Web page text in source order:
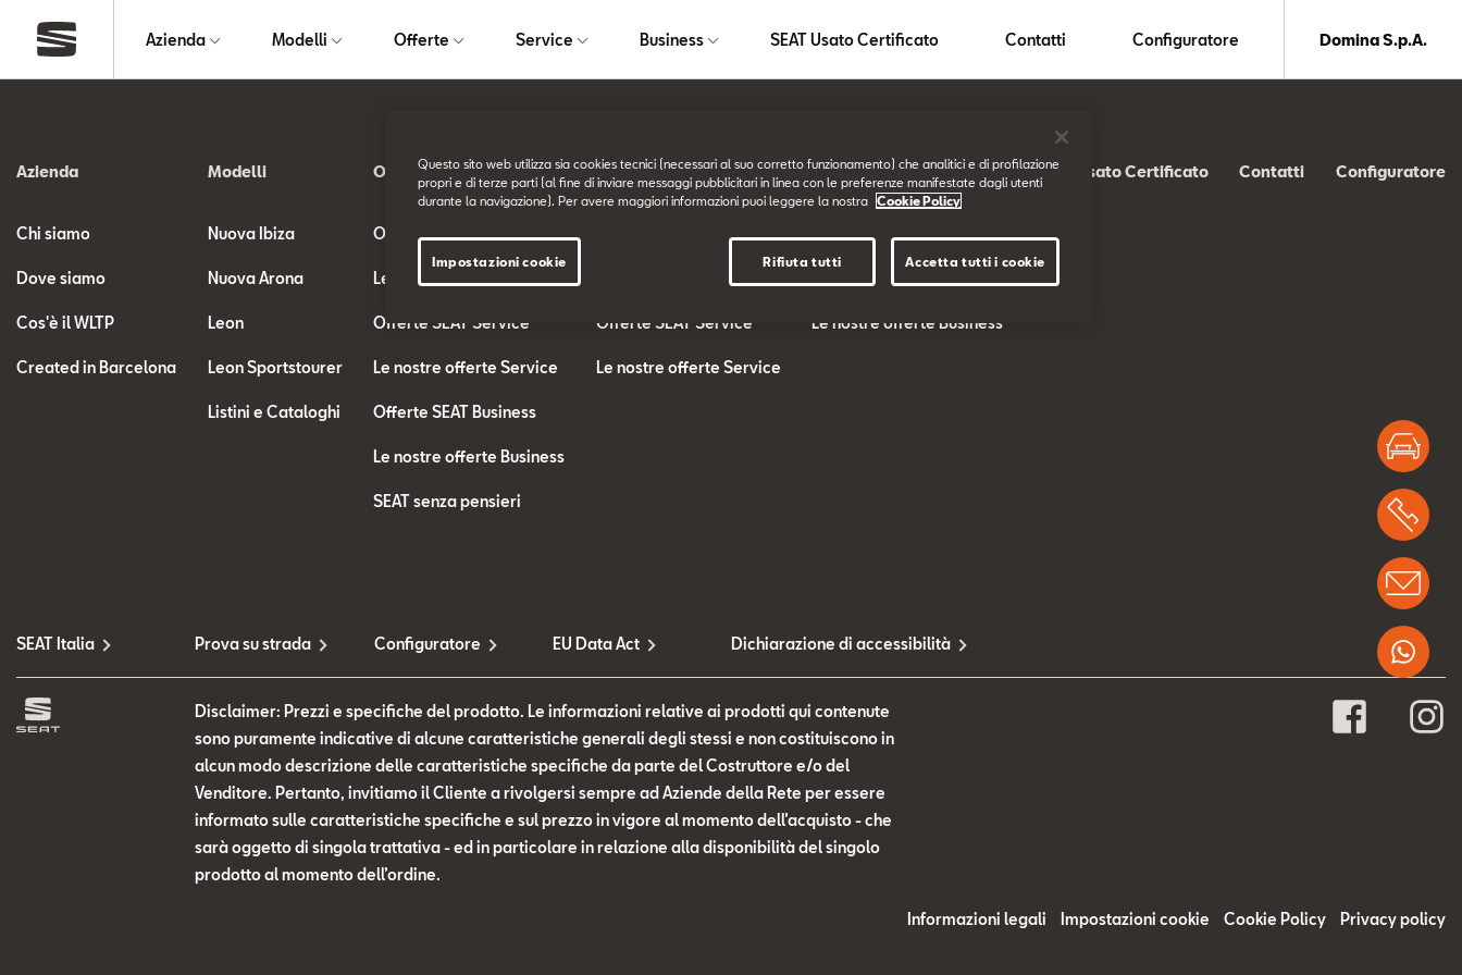
Azienda Modelli Offerte Service Business SEAT Usato Certificato Contatti Configuratore Domina S.p.A.
Azienda
Chi siamo
Dove siamo
Cos'è il WLTP
Created in Barcelona
Modelli
Nuova Ibiza
Nuova Arona
Leon
Leon Sportstourer
Listini e Cataloghi
Offerte
Offerte SEAT
Le nostre offerte
Offerte SEAT Service
Le nostre offerte Service
Offerte SEAT Business
Le nostre offerte Business
SEAT senza pensieri
Service
Offerte SEAT Service
Le nostre offerte Service
Business
SEAT for BUSINESS
Offerte SEAT Business
Le nostre offerte Business
SEAT Usato Certificato Contatti Configuratore
SEAT Italia Prova su strada Configuratore EU Data Act Dichiarazione di accessibilità
Disclaimer: Prezzi e specifiche del prodotto. Le informazioni relative ai prodotti qui contenute
sono puramente indicative di alcune caratteristiche generali degli stessi e non costituiscono in
alcun modo descrizione delle caratteristiche specifiche da parte del Costruttore e/o del
Venditore. Pertanto, invitiamo il Cliente a rivolgersi sempre ad Aziende della Rete per essere
informato sulle caratteristiche specifiche e sul prezzo in vigore al momento dell’acquisto - che
sarà oggetto di singola trattativa - ed in particolare in relazione alla disponibilità del singolo
prodotto al momento dell’ordine.
Informazioni legali Impostazioni cookie Cookie Policy Privacy policy
Questo sito web utilizza sia cookies tecnici (necessari al suo corretto funzionamento) che analitici e di profilazione
propri e di terze parti (al fine di inviare messaggi pubblicitari in linea con le preferenze manifestate dagli utenti
durante la navigazione). Per avere maggiori informazioni puoi leggere la nostra
Cookie Policy
Rifiuta tutti Accetta tutti i cookie
Impostazioni cookie